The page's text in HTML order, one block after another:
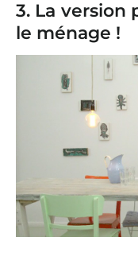
3. La version
le ménage !